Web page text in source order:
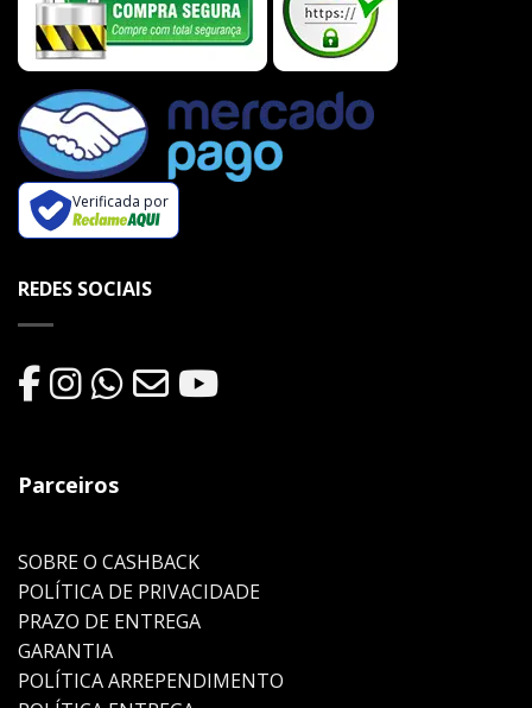
Verificada por
REDES SOCIAIS
Parceiros
SOBRE O CASHBACK
POLÍTICA DE PRIVACIDADE
PRAZO DE ENTREGA
GARANTIA
POLÍTICA ARREPENDIMENTO